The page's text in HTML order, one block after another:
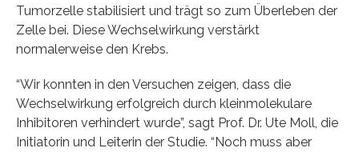
Tumorzelle stabilisiert und trägt so zum Überleben der
Zelle bei. Diese Wechselwirkung verstärkt
normalerweise den Krebs.
“Wir konnten in den Versuchen zeigen, dass die
Wechselwirkung erfolgreich durch kleinmolekulare
Inhibitoren verhindert wurde”, sagt Prof. Dr. Ute Moll, die
Initiatorin und Leiterin der Studie. “Noch muss aber